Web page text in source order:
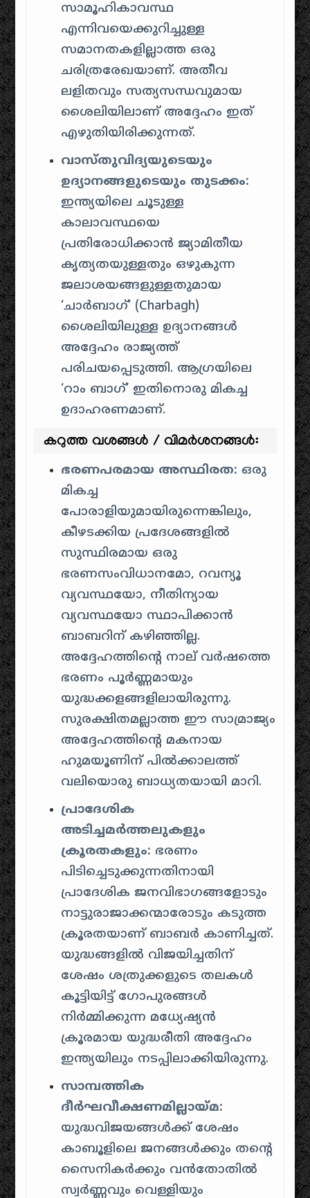
സാമൂഹികാവസ്ഥ
എന്നിവയെക്കുറിച്ചുള്ള
സമാനതകളില്ലാത്ത ഒരു
ചരിത്രരേഖയാണ്. അതീവ
ലളിതവും സത്യസന്ധവുമായ
ശൈലിയിലാണ് അദ്ദേഹം ഇത്
എഴുതിയിരിക്കുന്നത്.
വാസ്തുവിദ്യയുടെയും
ഉദ്യാനങ്ങളുടെയും തുടക്കം:
ഇന്ത്യയിലെ ചൂടുള്ള
കാലാവസ്ഥയെ
പ്രതിരോധിക്കാൻ ജ്യാമിതീയ
കൃത്യതയുള്ളതും ഒഴുകുന്ന
ജലാശയങ്ങളുള്ളതുമായ
‘ചാർബാഗ്’ (Charbagh)
ശൈലിയിലുള്ള ഉദ്യാനങ്ങൾ
അദ്ദേഹം രാജ്യത്ത്
പരിചയപ്പെടുത്തി. ആഗ്രയിലെ
‘റാം ബാഗ്’ ഇതിനൊരു മികച്ച
ഉദാഹരണമാണ്.
കറുത്ത വശങ്ങൾ / വിമർശനങ്ങൾ:
ഭരണപരമായ അസ്ഥിരത: ഒരു
മികച്ച
പോരാളിയുമായിരുന്നെങ്കിലും,
കീഴടക്കിയ പ്രദേശങ്ങളിൽ
സുസ്ഥിരമായ ഒരു
ഭരണസംവിധാനമോ, റവന്യൂ
വ്യവസ്ഥയോ, നീതിന്യായ
വ്യവസ്ഥയോ സ്ഥാപിക്കാൻ
ബാബറിന് കഴിഞ്ഞില്ല.
അദ്ദേഹത്തിന്റെ നാല് വർഷത്തെ
ഭരണം പൂർണ്ണമായും
യുദ്ധക്കളങ്ങളിലായിരുന്നു.
സുരക്ഷിതമല്ലാത്ത ഈ സാമ്രാജ്യം
അദ്ദേഹത്തിന്റെ മകനായ
ഹുമയൂണിന് പിൽക്കാലത്ത്
വലിയൊരു ബാധ്യതയായി മാറി.
പ്രാദേശിക
അടിച്ചമർത്തലുകളും
ക്രൂരതകളും: ഭരണം
പിടിച്ചെടുക്കുന്നതിനായി
പ്രാദേശിക ജനവിഭാഗങ്ങളോടും
നാട്ടുരാജാക്കന്മാരോടും കടുത്ത
ക്രൂരതയാണ് ബാബർ കാണിച്ചത്.
യുദ്ധങ്ങളിൽ വിജയിച്ചതിന്
ശേഷം ശത്രുക്കളുടെ തലകൾ
കൂട്ടിയിട്ട് ഗോപുരങ്ങൾ
നിർമ്മിക്കുന്ന മധ്യേഷ്യൻ
ക്രൂരമായ യുദ്ധരീതി അദ്ദേഹം
ഇന്ത്യയിലും നടപ്പിലാക്കിയിരുന്നു.
സാമ്പത്തിക
ദീർഘവീക്ഷണമില്ലായ്മ:
യുദ്ധവിജയങ്ങൾക്ക് ശേഷം
കാബൂളിലെ ജനങ്ങൾക്കും തന്റെ
സൈനികർക്കും വൻതോതിൽ
സ്വർണ്ണവും വെള്ളിയും